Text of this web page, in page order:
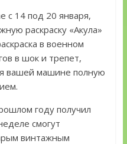
с 14 под 20 января,
раскраску «Акула»
в военном
в шок и трепет,
вашей машине полную
году получил
смогут
винтажным